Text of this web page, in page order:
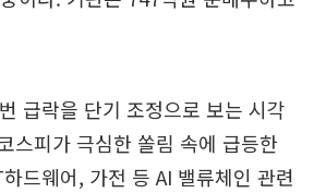
급락을 단기 조정으로 보는 시각
스피가 극심한 쏠림 속에 급등한
드웨어, 가전 등 AI 밸류체인 관련